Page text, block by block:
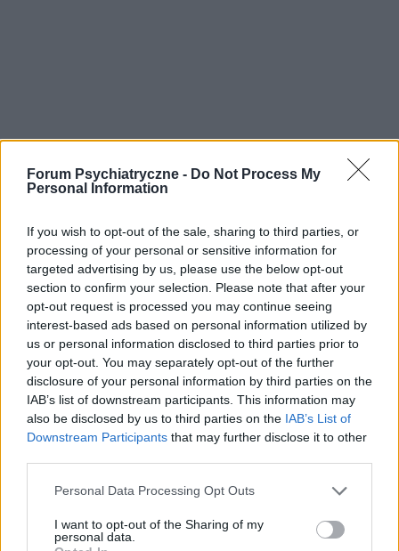
Forum Psychiatryczne - Do Not Process My
Personal Information
If you wish to opt-out of the sale, sharing to third parties, or
processing of your personal or sensitive information for
targeted advertising by us, please use the below opt-out
section to confirm your selection. Please note that after your
opt-out request is processed you may continue seeing
interest-based ads based on personal information utilized by
us or personal information disclosed to third parties prior to
your opt-out. You may separately opt-out of the further
disclosure of your personal information by third parties on the
IAB’s list of downstream participants. This information may
also be disclosed by us to third parties on the IAB’s List of
Downstream Participants that may further disclose it to other
Personal Data Processing Opt Outs
I want to opt-out of the Sharing of my
personal data.
POLECAMY TREŚCI Z KATEGORII
ZABURZENIA LĘKOWE
Inflacja i kwestie zdrowotne głównymi
‹ ›